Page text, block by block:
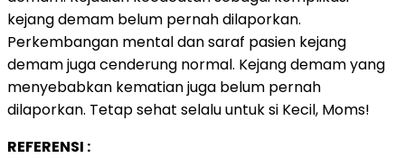
kejang demam belum pernah dilaporkan.
Perkembangan mental dan saraf pasien kejang
demam juga cenderung normal. Kejang demam yang
menyebabkan kematian juga belum pernah
dilaporkan. Tetap sehat selalu untuk si Kecil, Moms!
REFERENSI :